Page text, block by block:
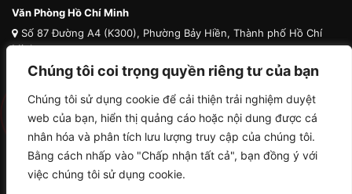
Chúng tôi coi trọng quyền riêng tư của bạn
Chúng tôi sử dụng cookie để cải thiện trải nghiệm duyệt
web của bạn, hiển thị quảng cáo hoặc nội dung được cá
nhân hóa và phân tích lưu lượng truy cập của chúng tôi.
Bằng cách nhấp vào "Chấp nhận tất cả", bạn đồng ý với
việc chúng tôi sử dụng cookie.
Văn Phòng Hồ Chí Minh
Số 87 Đường A4 (K300), Phường Bảy Hiền, Thành phố Hồ Chí
Minh
+84 (0) 936 285 335
info@vanchuyentrungdong.com